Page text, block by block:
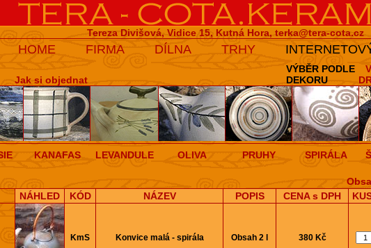
Tereza Divišová, Vidice 15, Kutná Hora, terka@tera-cota.cz
HOME FIRMA DÍLNA TRHY
Jak si objednat
VÝBĚR PODLE
DEKORU
KANAFAS LEVANDULE OLIVA PRUHY SPIRÁLA
NÁHLED
KÓD NÁZEV POPIS CENA s DPH
KmS Konvice malá - spirála Obsah 2 l 380 Kč